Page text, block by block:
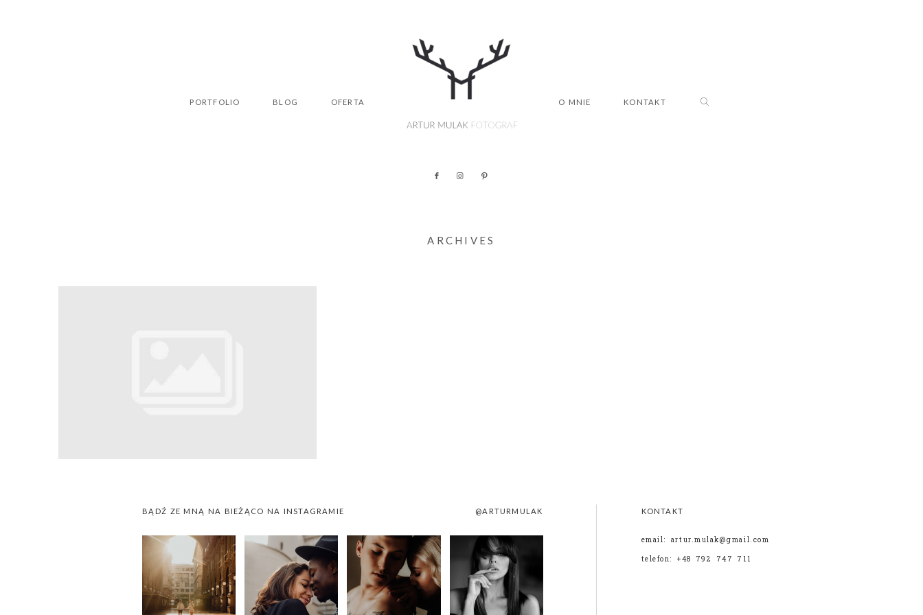
PORTFOLIO BLOG OFERTA O MNIE KONTAKT
ARCHIVES
BĄDŹ ZE MNĄ NA BIEŻĄCO NA INSTAGRAMIE @ARTURMULAK KONTAKT
email: artur.mulak@gmail.com
telefon: +48 792 747 711